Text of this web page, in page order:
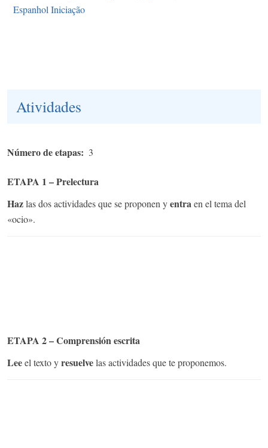
Espanhol Iniciação
Atividades
Número de etapas 3
ETAPA 1 – Prelectura
Hazlas dos actividades que se proponen yentraen el tema del
«ocio».
ETAPA 2 – Comprensión escrita
Leeel texto yresuelvelas actividades que te proponemos.